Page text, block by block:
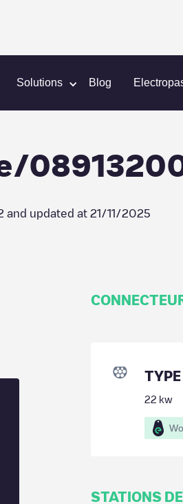
Solutions Blog
Epagny Metz-Tessy Shell Recharge/
and updated at 21/11/2025
TYPE
22 kw
STATIONS